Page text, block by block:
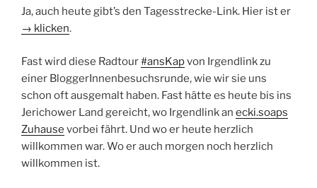
Ja, auch heute gibt’s den Tagesstrecke-Link. Hier ist er
→ klicken.
Fast wird diese Radtour#ansKapvon Irgendlink zu
einer BloggerInnenbesuchsrunde, wie wir sie uns
schon oft ausgemalt haben. Fast hätte es heute bis ins
Jerichower Land gereicht, wo Irgendlink an ecki.soaps
Zuhause vorbei fährt. Und wo er heute herzlich
willkommen war. Wo er auch morgen noch herzlich
willkommen ist.